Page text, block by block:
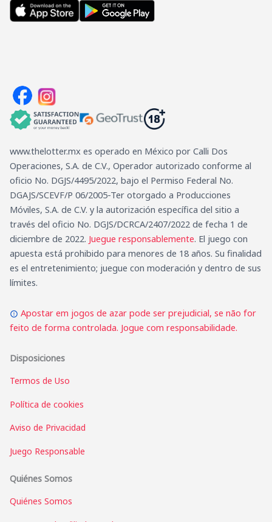
www.thelotter.mx es operado en México por Calli Dos
Operaciones, S.A. de C.V., Operador autorizado conforme al
oficio No. DGJS/4495/2022, bajo el Permiso Federal No.
DGAJS/SCEVF/P 06/2005-Ter otorgado a Producciones
Móviles, S.A. de C.V. y la autorización específica del sitio a
través del oficio No. DGJS/DCRCA/2407/2022 de fecha 1 de
diciembre de 2022. Juegue responsablemente. El juego con
apuesta está prohibido para menores de 18 años. Su finalidad
es el entretenimiento; juegue con moderación y dentro de sus
límites.
Apostar em jogos de azar pode ser prejudicial, se não for
feito de forma controlada. Jogue com responsabilidade.
Disposiciones
Termos de Uso
Política de cookies
Aviso de Privacidad
Juego Responsable
Quiénes Somos
Quiénes Somos